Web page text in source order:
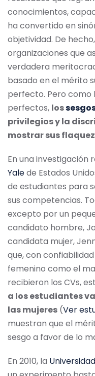
conocimientos,
ha convertido en
objetividad. De
organizaciones que
verdadera
basado en el mérito
perfecto. Pero como
perfectos, los
privilegios y la
mostrar sus
En una investigación
Yalede Estados
de estudiantes para
sus competencias.
excepto por un
candidato hombre,
candidata mujer,
que, con
femenino como el
recibieron los CVs,
a los estudiantes
las mujeres (Ver
muestran que el
sesgo a favor de lo
En 2010, la